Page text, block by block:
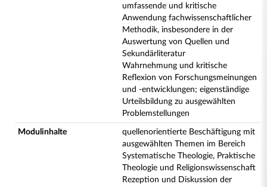
umfassende und kritische
Anwendung fachwissenschaftlicher
Methodik, insbesondere in der
Auswertung von Quellen und
Sekundärliteratur
Wahrnehmung und kritische
Reflexion von Forschungsmeinungen
und -entwicklungen; eigenständige
Urteilsbildung zu ausgewählten
Problemstellungen
Modulinhalte
quellenorientierte Beschäftigung mit
ausgewählten Themen im Bereich
Systematische Theologie, Praktische
Theologie und Religionswissenschaft
Rezeption und Diskussion der